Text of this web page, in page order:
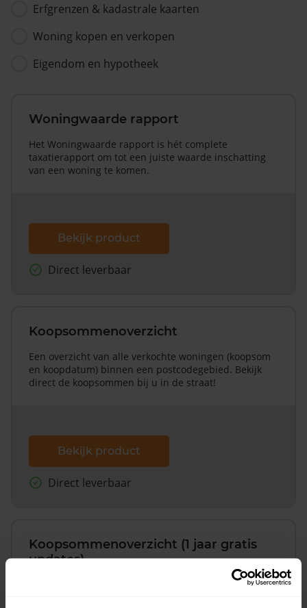
Erfgrenzen & kadastrale kaarten
Woning kopen en verkopen
Eigendom en hypotheek
Woningwaarde rapport
Het Woningwaarde rapport is hét complete
taxatierapport om tot een juiste waarde inschatting
van een woning te komen.
Bekijk product
Direct leverbaar
Koopsommenoverzicht
Een overzicht van alle verkochte woningen (koopsom
en koopdatum) binnen een postcodegebied. Bekijk
direct de koopsommen bij u in de straat!
Bekijk product
Direct leverbaar
Koopsommenoverzicht (1 jaar gratis
updates)